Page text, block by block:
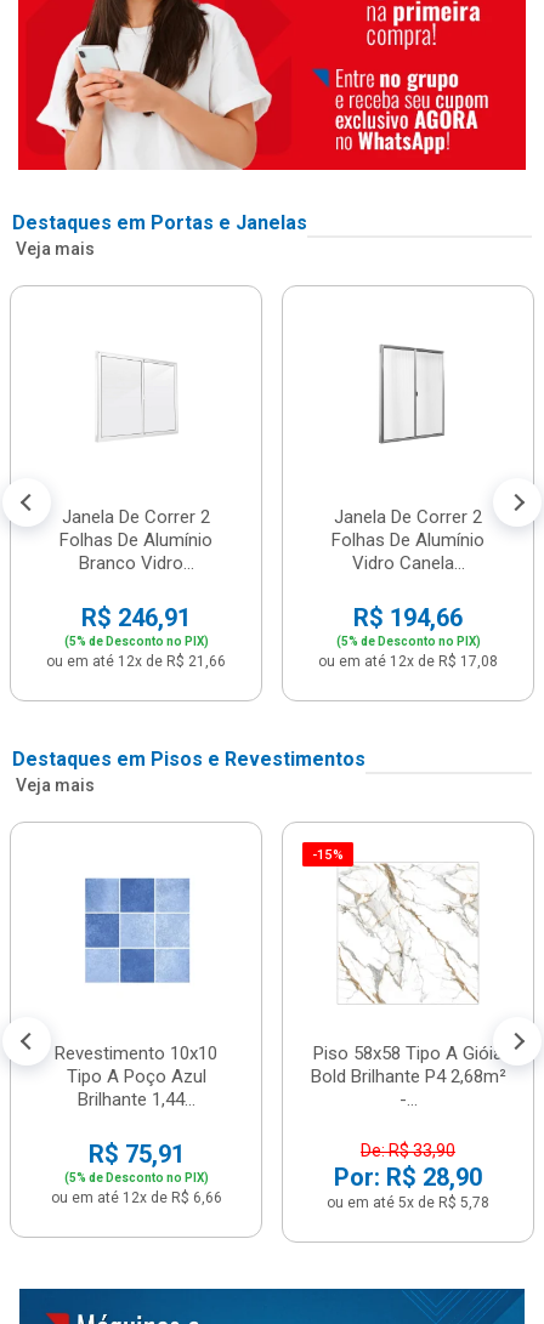
Destaques em Portas e Janelas
Veja mais
Janela De Correr 2
Folhas De Alumínio
Branco Vidro...
R$ 246,91
(5% de Desconto no PIX)
ou em até 12x de R$ 21,66
Janela De Correr 2
Folhas De Alumínio
Vidro Canela...
R$ 194,66
(5% de Desconto no PIX)
ou em até 12x de R$ 17,08
Destaques em Pisos e Revestimentos
Veja mais
Revestimento 10x10
Tipo A Poço Azul
Brilhante 1,44...
R$ 75,91
(5% de Desconto no PIX)
ou em até 12x de R$ 6,66
-15%
Piso 58x58 Tipo A Gióia
Bold Brilhante P4 2,68m²
-...
De: R$ 33,90
Por: R$ 28,90
ou em até 5x de R$ 5,78